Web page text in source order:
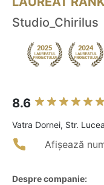
Studio_Chirilus
8.6
Vatra Dornei, Str.
Afișează
Despre companie: